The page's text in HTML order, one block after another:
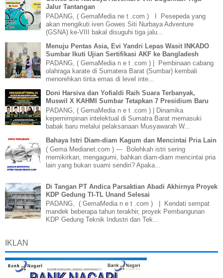
Jalur Tantangan
PADANG, ( GemaMedia ne t .com ) I Pesepeda yang
akan mengikuti iven Gowes Siti Nurbaya Adventure
(GSNA) ke-VIII bakal disuguhi tiga jalu...
Menuju Pentas Asia, Evi Yandri Lepas Wasit INKADO
Sumbar Ikuti Ujian Sertifikasi AKF ke Bangladesh
PADANG, ( GemaMedia n e t .com ) | Pembinaan cabang
olahraga karate di Sumatera Barat (Sumbar) kembali
menorehkan tinta emas di level inte...
Doni Harsiva dan Yofialdi Raih Suara Terbanyak,
Muswil X KAHMI Sumbar Tetapkan 7 Presidium Baru
PADANG, ( GemaMedia n e t .com ) | Dinamika
kepemimpinan intelektual di Sumatra Barat memasuki
babak baru melalui pelaksanaan Musyawarah W...
Bahaya Istri Diam-diam Kagum dan Mencintai Pria Lain
( Gema Medianet.com ) — Bolehkah istri sering
memikirkan, mengagumi, bahkan diam-diam mencintai pria
lain yang bukan suami sendiri? Apaka...
Di Tangan PT Andica Parsaktian Abadi Akhirnya Proyek
KDP Gedung TI-TL Unand Selesai
PADANG, ( GemaMedia n e t .com ) | Kendati sempat
mandek beberapa tahun terakhir, proyek Pembangunan
KDP Gedung Teknik Industri dan Tek...
IKLAN